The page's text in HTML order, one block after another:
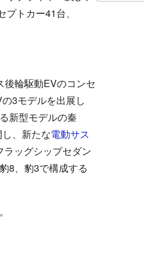
トカー41台、
輪駆動EVのコンセ
3モデルを出展し
新型モデルの秦
、新たな電動サス
ッグシップセダン
8、豹3で構成する